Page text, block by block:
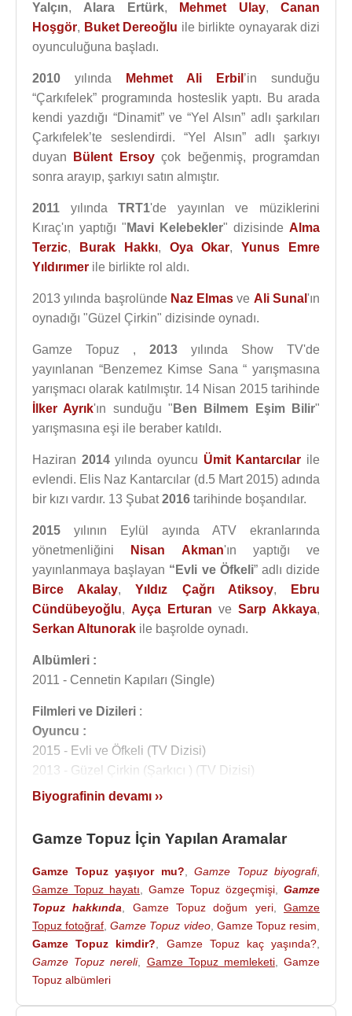
Yalçın, Alara Ertürk, Mehmet Ulay,Canan
Hoşgör, Buket Dereoğlu ile birlikte oynayarak dizi
oyunculuğuna başladı.
2010 yılında Mehmet Ali Erbil ’in sunduğu
“Çarkıfelek” programında hosteslik yaptı. Bu arada
kendi yazdığı “Dinamit” ve “Yel Alsın” adlı şarkıları
Çarkıfelek’te seslendirdi. “Yel Alsın” adlı şarkıyı
duyan
Bülent Ersoyçok beğenmiş, programdan
sonra arayıp, şarkıyı satın almıştır.
2011 yılındaTRT1'de yayınlan ve müziklerini
Kıraç'ın yaptığı " Mavi Kelebekler" dizisinde Alma
Terzic, Burak Hakkı, Oya Okar,Yunus Emre
Yıldırımer ile birlikte rol aldı.
2013 yılında başrolünde Naz Elmas ve Ali Sunal 'ın
oynadığı "Güzel Çirkin" dizisinde oynadı.
Gamze Topuz , 2013 yılında Show TV'de
yayınlanan “Benzemez Kimse Sana “ yarışmasına
yarışmacı olarak katılmıştır. 14 Nisan 2015 tarihinde
İlker Ayrık'ın sunduğu " Ben Bilmem Eşim Bilir"
yarışmasına eşi ile beraber katıldı.
Haziran 2014yılında oyuncu Ümit Kantarcılar ile
evlendi. Elis Naz Kantarcılar (d.5 Mart 2015) adında
bir kızı vardır. 13 Şubat2016 tarihinde boşandılar.
2015 yılının Eylül ayında ATV ekranlarında
yönetmenliğini
Nisan Akman'ın yaptığı ve
yayınlanmaya başlayan “Evli ve Öfkeli” adlı dizide
Birce Akalay,Yıldız Çağrı Atiksoy,
Ebru
Cündübeyoğlu, Ayça Erturan ve Sarp Akkaya,
Serkan Altunorak ile başrolde oynadı.
Albümleri :
2011 - Cennetin Kapıları (Single)
Filmleri ve Dizileri :
Oyuncu :
2015 - Evli ve Öfkeli (TV Dizisi)
2013 - Güzel Çirkin (Şarkıcı ) (TV Dizisi)
2012 - Ben Bilmem Eşim Bilir (Tv Programı)
2011 - Burada Laf Çok (KENDİSİ) (Tv Programı)
2010 - Türk Malı (Burcu) (TV Dizisi)
2010 - Gecekondu (Kendisi) (Tv Programı) 2010
2010 - Aşk ve Ceza (Derya) (TV Dizisi)
2009 - SüpüRRR (Serap) (Sinema Filmi)
2007 - Doktorlar 2. Sezon (Zeynep Öztürk) (TV
Dizisi)
2005 - Beşinci Boyut (Selma) (TV Dizisi)
2004 - En İyi Arkadaşım (Banu) (TV Dizisi)
Biyografinin devamı ››
Gamze Topuz İçin Yapılan Aramalar
Gamze Topuz yaşıyor mu? Gamze Topuz biyografi,
Gamze Topuz hayatı
Gamze Topuz özgeçmişi
Gamze
Topuz hakkında
Gamze Topuz doğum yeri,Gamze
Topuz fotoğraf ,Gamze Topuz video, Gamze Topuz resim
Gamze Topuz kimdir?
Gamze Topuz kaç yaşında?
Gamze Topuz nereli, Gamze Topuz memleketi,Gamze
Topuz albümleri